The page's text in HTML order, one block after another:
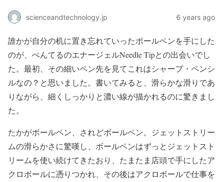
scienceandtechnology.jp 6 years ago
誰かが自分の机に置き忘れていったボールペンを手にした
のが、ぺんてるのエナージェルNeedle Tipとの出会いでし
た。最初、その細いペン先を見てこれはシャープ・ペンシ
ルなの？と思いました。書いてみると、滑らかな滑りであ
りながら、細くしっかりと濃い線が描かれるのに驚きまし
た。
たかがボールペン、されどボールペン。ジェットストリー
ムの滑らかさに驚嘆し、ボールペンはずっとジェットスト
リームを使い続けてきたおり、たまたま店頭で手にしたア
クロボールに憑りつかれ、その後はアクロボールで仕事を